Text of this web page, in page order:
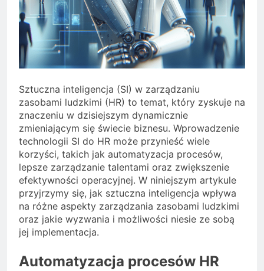
Sztuczna inteligencja (SI) w zarządzaniu
zasobami ludzkimi (HR) to temat, który zyskuje na
znaczeniu w dzisiejszym dynamicznie
zmieniającym się świecie biznesu. Wprowadzenie
technologii SI do HR może przynieść wiele
korzyści, takich jak automatyzacja procesów,
lepsze zarządzanie talentami oraz zwiększenie
efektywności operacyjnej. W niniejszym artykule
przyjrzymy się, jak sztuczna inteligencja wpływa
na różne aspekty zarządzania zasobami ludzkimi
oraz jakie wyzwania i możliwości niesie ze sobą
jej implementacja.
Automatyzacja procesów HR